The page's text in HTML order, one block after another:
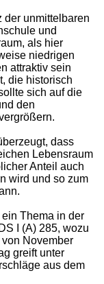
der unmittelbaren
und
als hier
niedrigen
attraktiv sein
die historisch
sich auf die
den
dass
Lebensraum
Anteil auch
wird und so zum
Thema in der
I (A) 285, wozu
November
greift unter
aus dem